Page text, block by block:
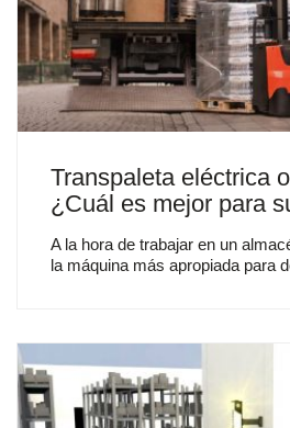
Transpaleta eléctrica
¿Cuál es mejor para
A la hora de trabajar en un
la máquina más apropiada para